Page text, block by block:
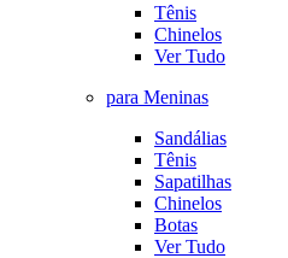
Tênis
Chinelos
Ver Tudo
para Meninas
Sandálias
Tênis
Sapatilhas
Chinelos
Botas
Ver Tudo